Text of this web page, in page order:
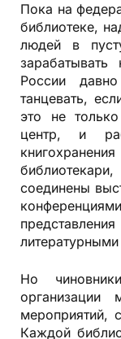
Пока на
библиотеке,
людей в
зарабатывать
России
танцевать,
это не
центр, и
соединены
Но
организации
мероприятий,
Каждой